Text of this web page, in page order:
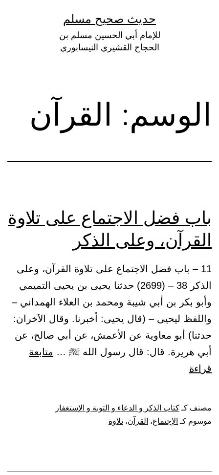
حديث صحيح مسلم
للإمام أبي الحسين مسلم بن
الحجاج القشيري النيسابوري
الوسم: القرآن
باب فضل الاجتماع على تلاوة
القرآن، وعلى الذكر
11 – باب فضل الاجتماع على تلاوة القرآن، وعلى
الذكر 38 – (2699) حدثنا يحيى بن يحيى التميمي
وأبو بكر بن أبي شيبة ومحمد بن العلاء الهمداني –
واللفظ ليحيى – (قال يحيى: أخبرنا. وقال الآخران:
حدثنا) أبو معاوية عن الأعمش، عن أبي صالح، عن
أبي هريرة. قال: قال رسول الله ﷺ … متابعة
قراءة
الاجتماع
على
مصنف كـكتاب الذكر و الدعاء و التوبة و الإستغفار
موسوم كـ الإجتماع، القرآن، تلاوة